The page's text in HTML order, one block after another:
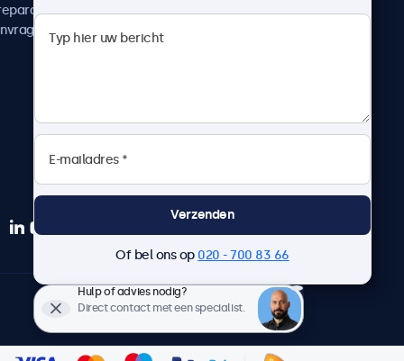
Werken bij Beetronics
Algemene voorwaarden
Nederlands
Verzenden
Of bel ons op 020 - 700 83 66
Hulp of advies nodig?
Direct contact met een specialist.